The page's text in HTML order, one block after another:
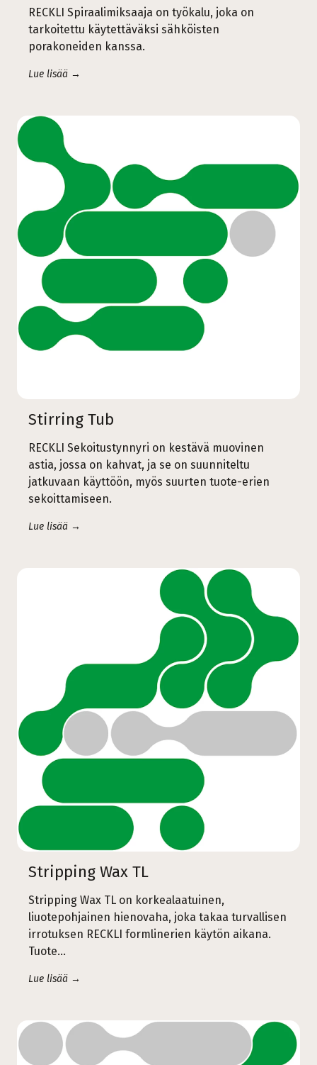
RECKLI Spiraalimiksaaja on työkalu, joka on
tarkoitettu käytettäväksi sähköisten
porakoneiden kanssa.
Lue lisää →
Stirring Tub
RECKLI Sekoitustynnyri on kestävä muovinen
astia, jossa on kahvat, ja se on suunniteltu
jatkuvaan käyttöön, myös suurten tuote-erien
sekoittamiseen.
Lue lisää →
Stripping Wax TL
Stripping Wax TL on korkealaatuinen,
liuotepohjainen hienovaha, joka takaa turvallisen
irrotuksen RECKLI formlinerien käytön aikana.
Tuote…
Lue lisää →